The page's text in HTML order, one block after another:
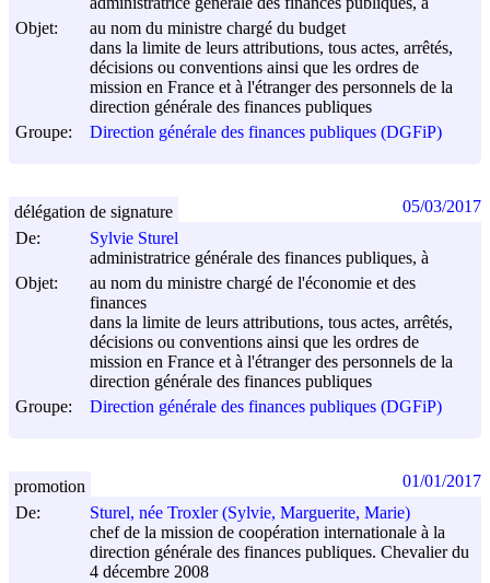
Objet:
au nom du ministre chargé du budget
dans la limite de leurs attributions, tous actes, arrêtés,
décisions ou conventions ainsi que les ordres de
mission en France et à l'étranger des personnels de la
direction générale des finances publiques
Groupe:
Direction générale des finances publiques (DGFiP)
De:
Sylvie Sturel
administratrice générale des finances publiques, à
Objet:
au nom du ministre chargé de l'économie et des
finances
dans la limite de leurs attributions, tous actes, arrêtés,
décisions ou conventions ainsi que les ordres de
mission en France et à l'étranger des personnels de la
direction générale des finances publiques
Groupe:
Direction générale des finances publiques (DGFiP)
délégation de signature 05/03/2017
De:
Sturel, née Troxler (Sylvie, Marguerite, Marie)
chef de la mission de coopération internationale à la
direction générale des finances publiques. Chevalier du
4 décembre 2008
promotion 01/01/2017